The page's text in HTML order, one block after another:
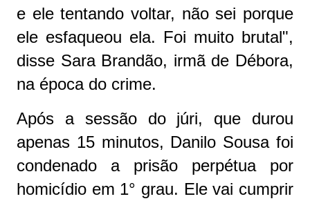
e ele tentando voltar, não sei porque
ele esfaqueou ela. Foi muito brutal",
disse Sara Brandão, irmã de Débora,
na época do crime.
Após a sessão do júri, que durou
apenas 15 minutos, Danilo Sousa foi
condenado a prisão perpétua por
homicídio em 1° grau. Ele vai cumprir